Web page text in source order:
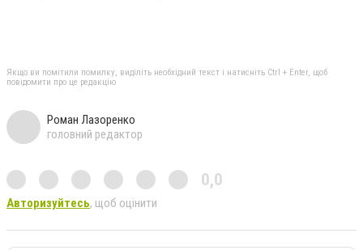
Якщо ви помітили помилку, виділіть необхідний текст і натисніть Ctrl + Enter, щоб
повідомити про це редакцію
Роман Лазоренко
головний редактор
0,0
Авторизуйтесь, щоб оцінити